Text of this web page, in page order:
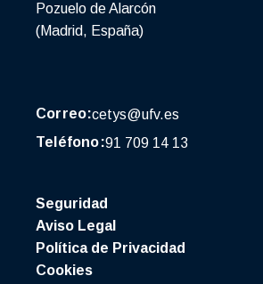
Pozuelo de Alarcón
(Madrid, España)
Correo:cetys@ufv.es
Teléfono:91 709 14 13
Seguridad
Aviso Legal
Política de Privacidad
Cookies